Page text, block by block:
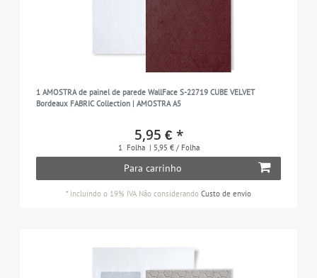
1 AMOSTRA de painel de parede WallFace S-22719 CUBE VELVET
Bordeaux FABRIC Collection | AMOSTRA A5
5,95 € *
1 Folha | 5,95 € / Folha
Para carrinho
* incluindo o 19% IVA Não considerando Custo de envio